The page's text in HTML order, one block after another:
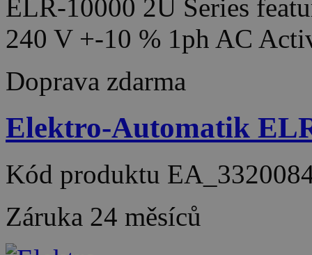
ELR-10000 2U Series
240 V +-10 % 1ph AC
Doprava zdarma
Elektro-Automatik
Kód produktu
Záruka 24 měsíců